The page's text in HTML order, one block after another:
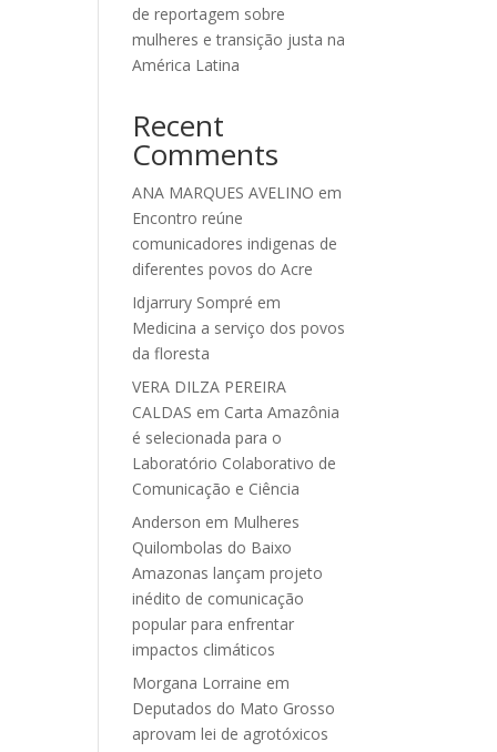
de reportagem sobre
mulheres e transição justa na
América Latina
Recent
Comments
ANA MARQUES AVELINO em
Encontro reúne
comunicadores indigenas de
diferentes povos do Acre
Idjarrury Sompré em
Medicina a serviço dos povos
da floresta
VERA DILZA PEREIRA
CALDAS em Carta Amazônia
é selecionada para o
Laboratório Colaborativo de
Comunicação e Ciência
Anderson em Mulheres
Quilombolas do Baixo
Amazonas lançam projeto
inédito de comunicação
popular para enfrentar
impactos climáticos
Morgana Lorraine em
Deputados do Mato Grosso
aprovam lei de agrotóxicos